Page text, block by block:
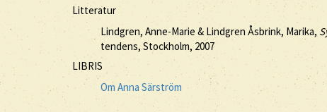
Litteratur
Lindgren, Anne-Marie & Lindgren Åsbrink, Marika,
tendens, Stockholm, 2007
LIBRIS
Om Anna Särström